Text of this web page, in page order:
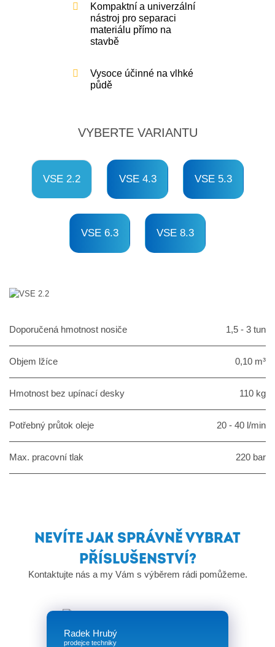
Kompaktní a univerzální
nástroj pro separaci
materiálu přímo na
stavbě
Vysoce účinné na vlhké
půdě
VYBERTE VARIANTU
VSE 2.2 VSE 4.3 VSE 5.3
VSE 6.3 VSE 8.3
Doporučená hmotnost nosiče 1,5 - 3 tun
Objem lžíce 0,10 m³
Hmotnost bez upínací desky 110 kg
Potřebný průtok oleje 20 - 40 l/min
Max. pracovní tlak 220 bar
NEVÍTE JAK SPRÁVNĚ VYBRAT
PŘÍSLUŠENSTVÍ?
Kontaktujte nás a my Vám s výběrem rádi pomůžeme.
Radek Hrubý
prodejce techniky